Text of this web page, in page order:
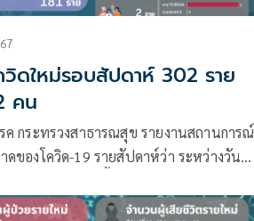
ดใหม่รอบสัปดาห์ 302 ราย
คน
ค กระทรวงสาธารณสุข รายงานสถานการณ์
ดของโควิด-19 รายสัปดาห์ว่า ระหว่างวันที่
ยสัปดาห์) 302 ราย